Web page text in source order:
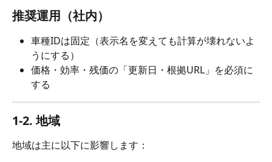
推奨運用（社内）
車種IDは固定（表示名を変えても計算が壊れないよ
うにする）
価格・効率・残価の「更新日・根拠URL」を必須に
する
1-2. 地域
地域は主に以下に影響します：